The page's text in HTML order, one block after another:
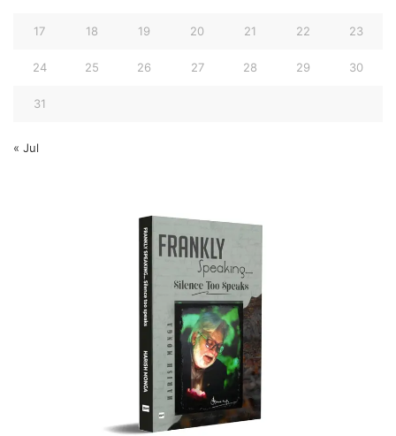
17 18 19 20 21 22 23
24 25 26 27 28 29 30
31
« Jul